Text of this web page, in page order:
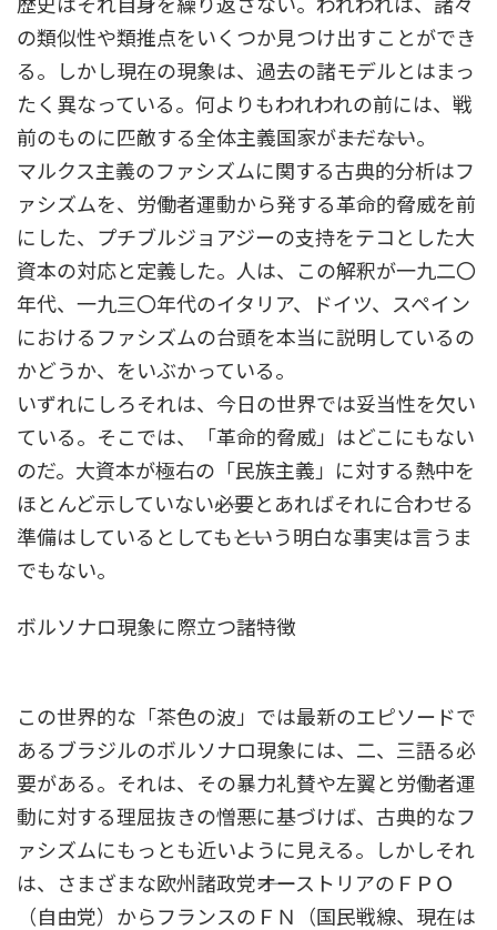
の類似性や類推点をいくつか見つけ出すことができ
る。しかし現在の現象は、過去の諸モデルとはまっ
たく異なっている。何よりもわれわれの前には、戦
前のものに匹敵する全体主義国家が――まだ――ない。
マルクス主義のファシズムに関する古典的分析はフ
ァシズムを、労働者運動から発する革命的脅威を前
にした、プチブルジョアジーの支持をテコとした大
資本の対応と定義した。人は、この解釈が一九二〇
年代、一九三〇年代のイタリア、ドイツ、スペイン
におけるファシズムの台頭を本当に説明しているの
かどうか、をいぶかっている。
いずれにしろそれは、今日の世界では妥当性を欠い
ている。そこでは、「革命的脅威」はどこにもない
のだ。大資本が極右の「民族主義」に対する熱中を
ほとんど示していない――必要とあればそれに合わせる
準備はしているとしても――という明白な事実は言うま
でもない。
ボルソナロ現象に際立つ諸特徴
この世界的な「茶色の波」では最新のエピソードで
あるブラジルのボルソナロ現象には、二、三語る必
要がある。それは、その暴力礼賛や左翼と労働者運
動に対する理屈抜きの憎悪に基づけば、古典的なフ
ァシズムにもっとも近いように見える。しかしそれ
は、さまざまな欧州諸政党――オーストリアのＦＰＯ
（自由党）からフランスのＦＮ（国民戦線、現在は